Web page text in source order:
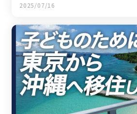
2025/07/16